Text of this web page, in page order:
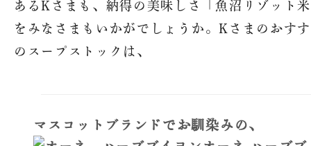
求人情報
魚沼ってどんなところ？
美味しさの秘密
プ
あるKさまも、納得の美味しさ「魚沼リゾット
をみなさまもいかがでしょうか。Kさまのおす
のスープストックは、
マスコットブランドでお馴染みの、